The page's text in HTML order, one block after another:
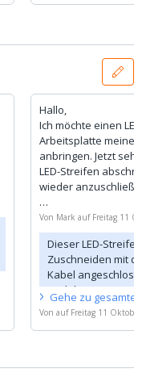
Hallo,
Ich möchte einen
Arbeitsplatte meiner
anbringen. Jetzt
LED-Streifen
wieder
Wenn nicht, haben
das angehen sollte
einer Steuerung)?
Dein,
Markieren
Von Mark auf Freitag 11
Dieser LED-
Zuschneiden mit
Kabel
auch längere
finden Sie auf
Reihenschaltung
Sie die gesamte
anschließen und
Gehe zu gesamtes
Von auf Freitag 11